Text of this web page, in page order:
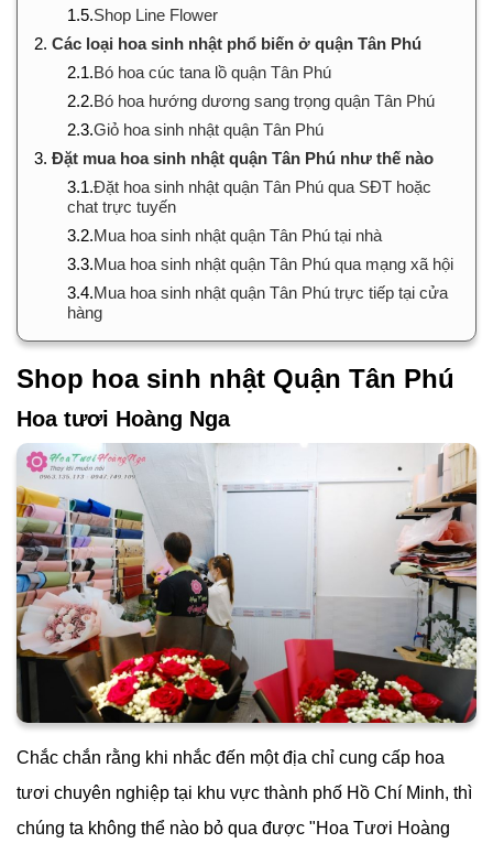
1.5.Shop Line Flower
2. Các loại hoa sinh nhật phổ biến ở quận Tân Phú
2.1.Bó hoa cúc tana lồ quận Tân Phú
2.2.Bó hoa hướng dương sang trọng quận Tân Phú
2.3.Giỏ hoa sinh nhật quận Tân Phú
3. Đặt mua hoa sinh nhật quận Tân Phú như thế nào
3.1.Đặt hoa sinh nhật quận Tân Phú qua SĐT hoặc
chat trực tuyến
3.2.Mua hoa sinh nhật quận Tân Phú tại nhà
3.3.Mua hoa sinh nhật quận Tân Phú qua mạng xã hội
3.4.Mua hoa sinh nhật quận Tân Phú trực tiếp tại cửa
hàng
Shop hoa sinh nhật Quận Tân Phú
Hoa tươi Hoàng Nga
Chắc chắn rằng khi nhắc đến một địa chỉ cung cấp hoa
tươi chuyên nghiệp tại khu vực thành phố Hồ Chí Minh, thì
chúng ta không thể nào bỏ qua được "Hoa Tươi Hoàng